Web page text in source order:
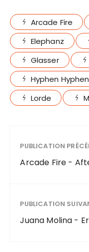
Arcade Fire
Elephanz
Glasser
Hyphen Hyphen
Lorde
PUBLICATION
Arcade Fire -
PUBLICATION
Juana Molina -